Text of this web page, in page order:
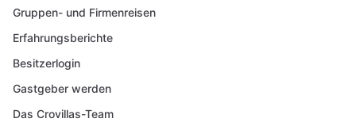
Gruppen- und Firmenreisen
Erfahrungsberichte
Besitzerlogin
Gastgeber werden
Das Crovillas-Team